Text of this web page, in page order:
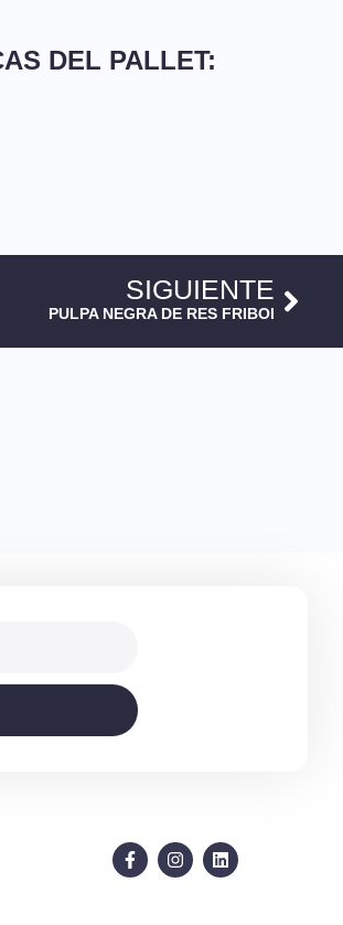
DEL PALLET:
SIGUIENTE
PULPA NEGRA DE RES FRIBOI